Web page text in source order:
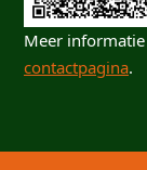
Meer
contactpagina.